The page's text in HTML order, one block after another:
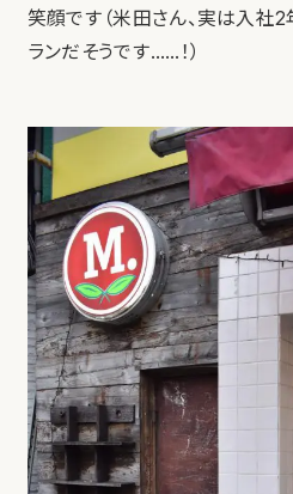
笑顔です（米田さん、実は入社
ランだそうです……！）